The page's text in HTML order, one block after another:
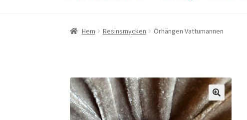
Hem Resinsmycken Örhängen Vattumannen